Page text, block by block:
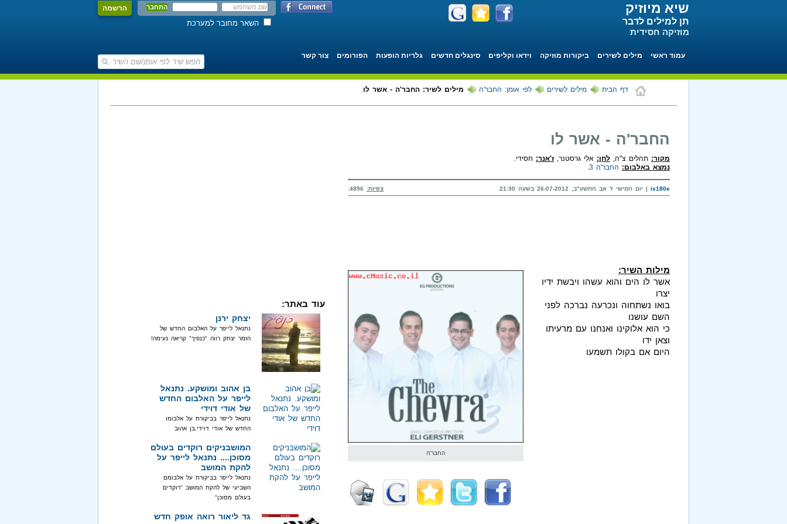
הרשמה
השאר מחובר למערכת
שיא מיוזיק
תן למילים לדבר
מוזיקה חסידית
עמוד ראשי מילים לשירים ביקורות מוזיקה וידאו וקליפים סינגלים חדשים גלריות הופעות הפורומים צור קשר
דף הבית מילים לשירים לפי אומן: החבר'ה מילים לשיר: החבר'ה - אשר לו
החבר'ה - אשר לו
מקור: תהלים צ"ה, לחן: אלי גרסטנר,ז'אנר: חסידי.
נמצא באלבום: החבר'ה 3
is180e | יום חמישי ז' אב התשע"ב, 26-07-2012 בשעה 21:30 צפיות:
החבר'ה
מילות השיר:
אשר לו הים והוא עשהו ויבשת ידיו
יצרו
בואו נשתחוה ונכרעה נברכה לפני
השם עושנו
כי הוא אלוקינו ואנחנו עם מרעיתו
וצאן ידו
היום אם בקולו תשמעו
עוד באתר:
יצחק ירנן
נתנאל לייפר על האלבום החדש של
הזמר יצחק רווה "כנפיך" קריאה נעימה!
בן אהוב ומושקע. נתנאל
לייפר על האלבום החדש
של אודי דוידי
נתנאל לייפר בביקורת על אלבומו
החדש של אודי דוידי,בן אהוב
המושבניקים רוקדים בעולם
מסוכן.... נתנאל לייפר על
להקת המושב
נתנאל לייפר בביקורת על אלבומם
השביעי של להקת המושב "רוקדים
בעולם מסוכן"
גד ליאור רואה אופק חדש